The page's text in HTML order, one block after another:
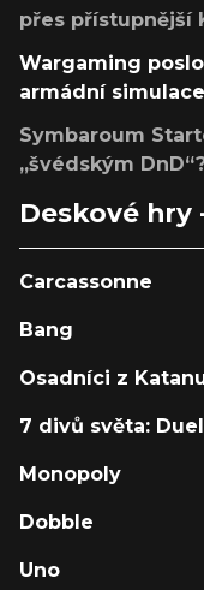
přes přístupnější
Wargaming
armádní
Symbaroum
„švédským
Deskové hry
Carcassonne
Bang
Osadníci z
7 divů světa: Duel
Monopoly
Dobble
Uno